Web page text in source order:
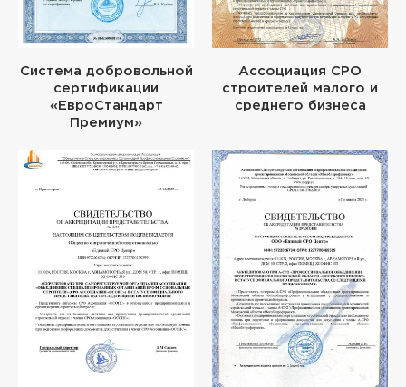
Система добровольной
сертификации
«ЕвроСтандарт
Премиум»
Ассоциация СРО
строителей малого и
среднего бизнеса